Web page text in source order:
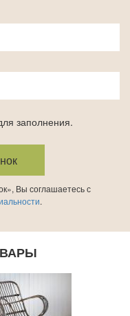
заполнения.
Вы соглашаетесь с
.